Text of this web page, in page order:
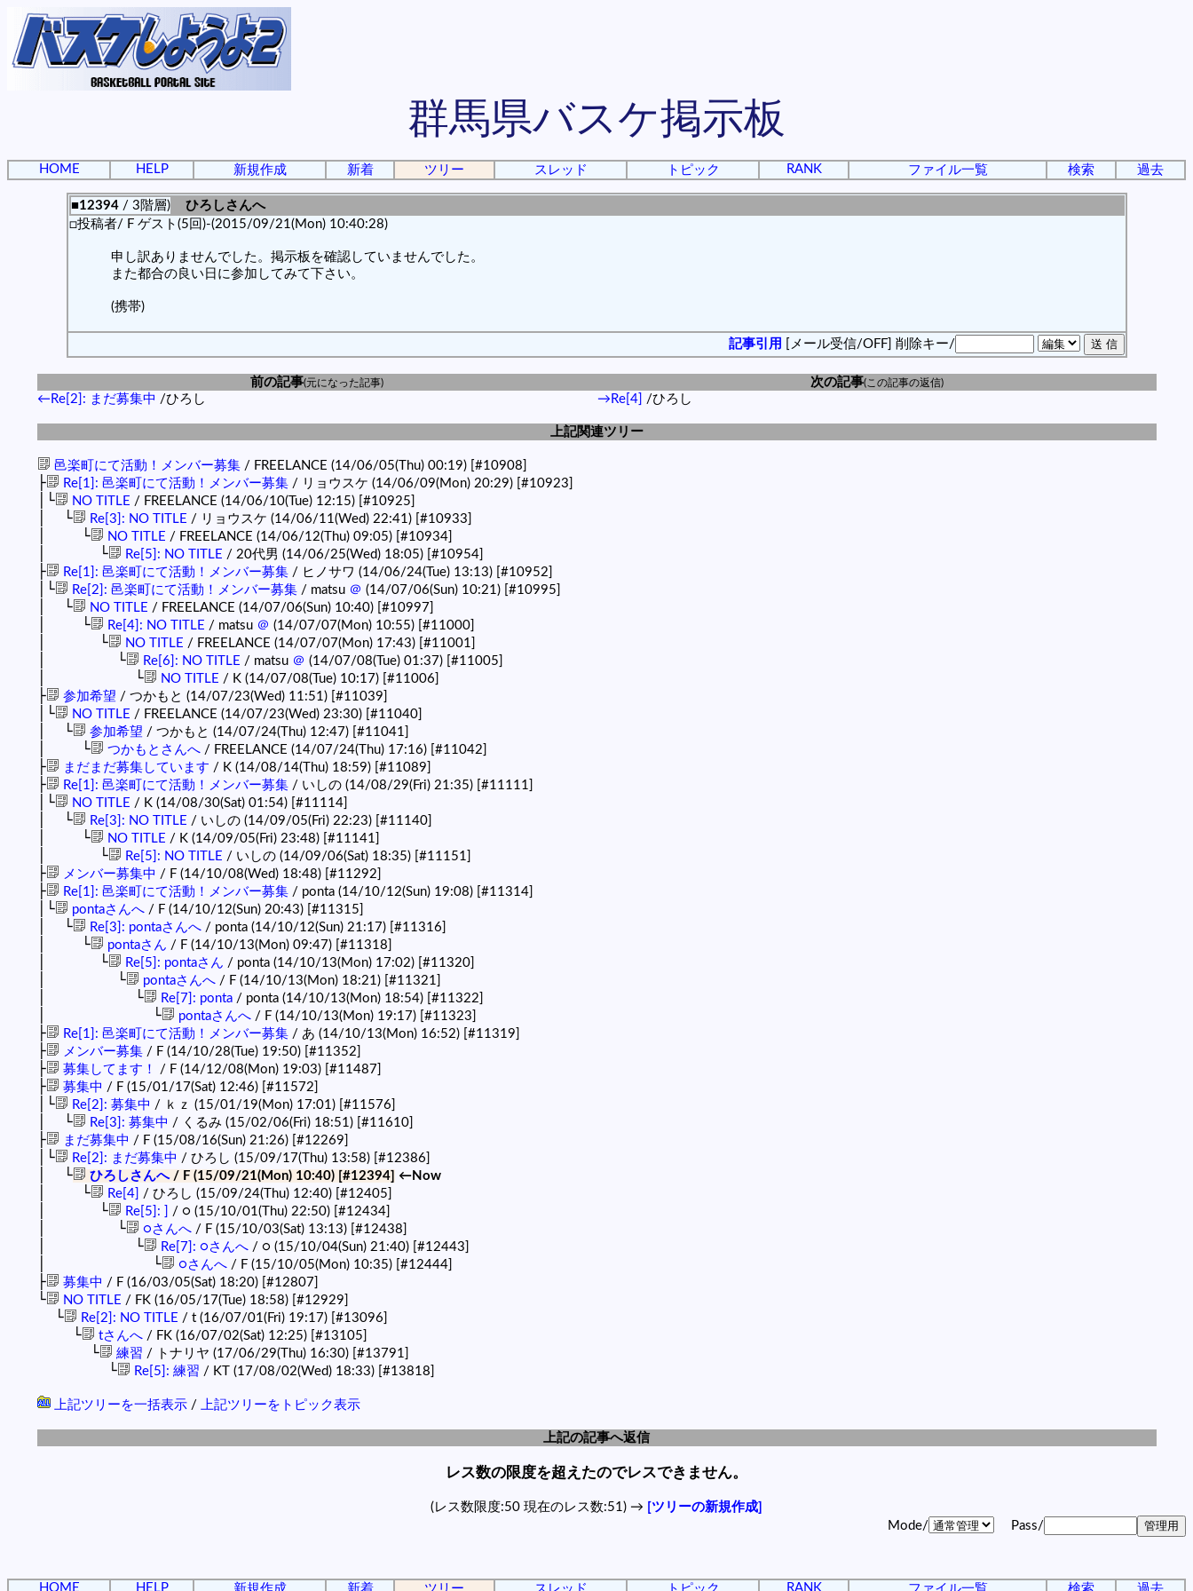
群馬県バスケ掲示板
HOME HELP 新規作成 新着 ツリー スレッド トピック RANK ファイル一覧 検索 過去
■12394/ 3階層)
ひろしさんへ
□投稿者/ F ゲスト(5回)-(2015/09/21(Mon) 10:40:28)
申し訳ありませんでした。掲示板を確認していませんでした。
また都合の良い日に参加してみて下さい。
(携帯)
記事引用 [メール受信/OFF] 削除キー/
前の記事(元になった記事) 次の記事(この記事の返信)
←Re[2]: まだ募集中 /ひろし →Re[4] /ひろし
上記関連ツリー
邑楽町にて活動！メンバー募集/ FREELANCE (14/06/05(Thu) 00:19) [#10908]
├ Re[1]: 邑楽町にて活動！メンバー募集/ リョウスケ (14/06/09(Mon) 20:29) [#10923]
│└ NO TITLE / FREELANCE (14/06/10(Tue) 12:15) [#10925]
│ └ Re[3]: NO TITLE / リョウスケ (14/06/11(Wed) 22:41) [#10933]
│ └ NO TITLE / FREELANCE (14/06/12(Thu) 09:05) [#10934]
│ └ Re[5]: NO TITLE / 20代男 (14/06/25(Wed) 18:05) [#10954]
├ Re[1]: 邑楽町にて活動！メンバー募集/ ヒノサワ (14/06/24(Tue) 13:13) [#10952]
│└ Re[2]: 邑楽町にて活動！メンバー募集/ matsu ＠ (14/07/06(Sun) 10:21) [#10995]
│ └ NO TITLE / FREELANCE (14/07/06(Sun) 10:40) [#10997]
│ └ Re[4]: NO TITLE / matsu ＠ (14/07/07(Mon) 10:55) [#11000]
│ └ NO TITLE / FREELANCE (14/07/07(Mon) 17:43) [#11001]
│ └ Re[6]: NO TITLE / matsu ＠ (14/07/08(Tue) 01:37) [#11005]
│ └ NO TITLE / K (14/07/08(Tue) 10:17) [#11006]
├ 参加希望 / つかもと (14/07/23(Wed) 11:51) [#11039]
│└ NO TITLE / FREELANCE (14/07/23(Wed) 23:30) [#11040]
│ └ 参加希望 / つかもと (14/07/24(Thu) 12:47) [#11041]
│ └ つかもとさんへ/ FREELANCE (14/07/24(Thu) 17:16) [#11042]
├ まだまだ募集しています / K (14/08/14(Thu) 18:59) [#11089]
├ Re[1]: 邑楽町にて活動！メンバー募集/ いしの (14/08/29(Fri) 21:35) [#11111]
│└ NO TITLE / K (14/08/30(Sat) 01:54) [#11114]
│ └ Re[3]: NO TITLE / いしの (14/09/05(Fri) 22:23) [#11140]
│ └ NO TITLE / K (14/09/05(Fri) 23:48) [#11141]
│ └ Re[5]: NO TITLE / いしの (14/09/06(Sat) 18:35) [#11151]
├ メンバー募集中 / F (14/10/08(Wed) 18:48) [#11292]
├ Re[1]: 邑楽町にて活動！メンバー募集/ ponta (14/10/12(Sun) 19:08) [#11314]
│└ pontaさんへ/ F (14/10/12(Sun) 20:43) [#11315]
│ └ Re[3]: pontaさんへ/ ponta (14/10/12(Sun) 21:17) [#11316]
│ └ pontaさん / F (14/10/13(Mon) 09:47) [#11318]
│ └ Re[5]: pontaさん / ponta (14/10/13(Mon) 17:02) [#11320]
│ └ pontaさんへ/ F (14/10/13(Mon) 18:21) [#11321]
│ └ Re[7]: ponta/ ponta (14/10/13(Mon) 18:54) [#11322]
│ └ pontaさんへ/ F (14/10/13(Mon) 19:17) [#11323]
├ Re[1]: 邑楽町にて活動！メンバー募集/ あ (14/10/13(Mon) 16:52) [#11319]
├ メンバー募集/ F (14/10/28(Tue) 19:50) [#11352]
├ 募集してます！ / F (14/12/08(Mon) 19:03) [#11487]
├ 募集中 / F (15/01/17(Sat) 12:46) [#11572]
│└ Re[2]: 募集中 / ｋｚ (15/01/19(Mon) 17:01) [#11576]
│ └ Re[3]: 募集中 / くるみ (15/02/06(Fri) 18:51) [#11610]
├ まだ募集中 / F (15/08/16(Sun) 21:26) [#12269]
│└ Re[2]: まだ募集中 / ひろし (15/09/17(Thu) 13:58) [#12386]
│ └ ひろしさんへ/ F (15/09/21(Mon) 10:40) [#12394] ←Now
│ └ Re[4] / ひろし (15/09/24(Thu) 12:40) [#12405]
│ └ Re[5]: ] / ○ (15/10/01(Thu) 22:50) [#12434]
│ └ ○さんへ/ F (15/10/03(Sat) 13:13) [#12438]
│ └ Re[7]: ○さんへ/ ○ (15/10/04(Sun) 21:40) [#12443]
│ └ ○さんへ/ F (15/10/05(Mon) 10:35) [#12444]
├ 募集中 / F (16/03/05(Sat) 18:20) [#12807]
└ NO TITLE / FK (16/05/17(Tue) 18:58) [#12929]
└ Re[2]: NO TITLE / t (16/07/01(Fri) 19:17) [#13096]
└ tさんへ/ FK (16/07/02(Sat) 12:25) [#13105]
└ 練習 / トナリヤ (17/06/29(Thu) 16:30) [#13791]
└ Re[5]: 練習 / KT (17/08/02(Wed) 18:33) [#13818]
上記ツリーを一括表示/ 上記ツリーをトピック表示
上記の記事へ返信
レス数の限度を超えたのでレスできません。
(レス数限度:50 現在のレス数:51) → [ツリーの新規作成]
Mode/
Pass/
HOME HELP RANK